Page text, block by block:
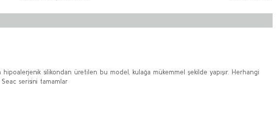
silikondan üretilen bu model, kulağa mükemmel şekilde yapışır. Herhangi
serisini tamamlar